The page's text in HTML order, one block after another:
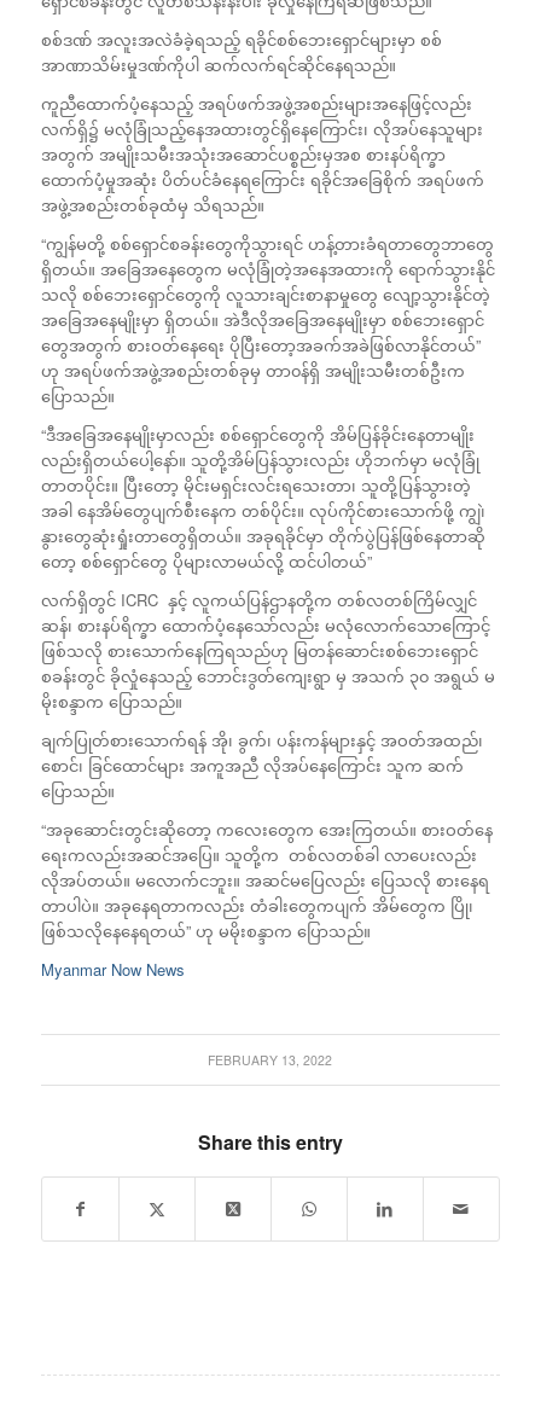
စစ်ဒဏ် အလူးအလဲခံခဲ့ရသည့် ရခိုင်စစ်ဘေးရှောင်များမှာ စစ်
အာဏာသိမ်းမှုဒဏ်ကိုပါ ဆက်လက်ရင်ဆိုင်နေရသည်။
ကူညီထောက်ပံ့နေသည့် အရပ်ဖက်အဖွဲ့အစည်းများအနေဖြင့်လည်း
လက်ရှိ၌ မလုံခြုံသည့်နေအထားတွင်ရှိနေကြောင်း၊ လိုအပ်နေသူများ
အတွက် အမျိုးသမီးအသုံးအဆောင်ပစ္စည်းမှအစ စားနပ်ရိက္ခာ
ထောက်ပံ့မှုအဆုံး ပိတ်ပင်ခံနေရကြောင်း ရခိုင်အခြေစိုက် အရပ်ဖက်
အဖွဲ့အစည်းတစ်ခုထံမှ သိရသည်။
“ကျွန်မတို့ စစ်ရှောင်စခန်းတွေကိုသွားရင် ဟန့်တားခံရတာတွေဘာတွေ
ရှိတယ်။ အခြေအနေတွေက မလုံခြုံတဲ့အနေအထားကို ရောက်သွားနိုင်
သလို စစ်ဘေးရှောင်တွေကို လူသားချင်းစာနာမှုတွေ လျော့သွားနိုင်တဲ့
အခြေအနေမျိုးမှာ ရှိတယ်။ အဲဒီလိုအခြေအနေမျိုးမှာ စစ်ဘေးရှောင်
တွေအတွက် စားဝတ်နေရေး ပိုပြီးတော့အခက်အခဲဖြစ်လာနိုင်တယ်”
ဟု အရပ်ဖက်အဖွဲ့အစည်းတစ်ခုမှ တာ၀န်ရှိ အမျိုးသမီးတစ်ဦးက
ပြောသည်။
“ဒီအခြေအနေမျိုးမှာလည်း စစ်ရှောင်တွေကို အိမ်ပြန်ခိုင်းနေတာမျိုး
လည်းရှိတယ်ပေါ့နော်။ သူတို့အိမ်ပြန်သွားလည်း ဟိုဘက်မှာ မလုံခြုံ
တာတပိုင်း။ ပြီးတော့ မိုင်းမရှင်းလင်းရသေးတာ၊ သူတို့ပြန်သွားတဲ့
အခါ နေအိမ်တွေပျက်စီးနေက တစ်ပိုင်း။ လုပ်ကိုင်စားသောက်ဖို့ ကျွဲ၊
နွားတွေဆုံးရှုံးတာတွေရှိတယ်။ အခုရခိုင်မှာ တိုက်ပွဲပြန်ဖြစ်နေတာဆို
တော့ စစ်ရှောင်တွေ ပိုများလာမယ်လို့ ထင်ပါတယ်”
လက်ရှိတွင် ICRC နှင့် လူကယ်ပြန်ဌာနတို့က တစ်လတစ်ကြိမ်လျှင်
ဆန်၊ စားနပ်ရိက္ခာ ထောက်ပံ့နေသော်လည်း မလုံလောက်သောကြောင့်
ဖြစ်သလို စားသောက်နေကြရသည်ဟု မြတန်ဆောင်းစစ်ဘေးရှောင်
စခန်းတွင် ခိုလှုံနေသည့် ဘောင်းဒွတ်ကျေးရွာ မှ အသက် ၃၀ အရွယ် မ
မိုးစန္ဒာက ပြောသည်။
ချက်ပြုတ်စားသောက်ရန် အို၊ ခွက်၊ ပန်းကန်များနှင့် အဝတ်အထည်၊
စောင်၊ ခြင်ထောင်များ အကူအညီ လိုအပ်နေကြောင်း သူက ဆက်
ပြောသည်။
“အခုဆောင်းတွင်းဆိုတော့ ကလေးတွေက အေးကြတယ်။ စားဝတ်နေ
ရေးကလည်းအဆင်အပြေ။ သူတို့က တစ်လတစ်ခါ လာပေးလည်း
လိုအပ်တယ်။ မလောက်ငဘူး။ အဆင်မပြေလည်း ပြေသလို စားနေရ
တာပါပဲ။ အခုနေရတာကလည်း တံခါးတွေကပျက် အိမ်တွေက ပြို၊
ဖြစ်သလိုနေနေရတယ်” ဟု မမိုးစန္ဒာက ပြောသည်။
Myanmar Now News
FEBRUARY 13, 2022
Share this entry